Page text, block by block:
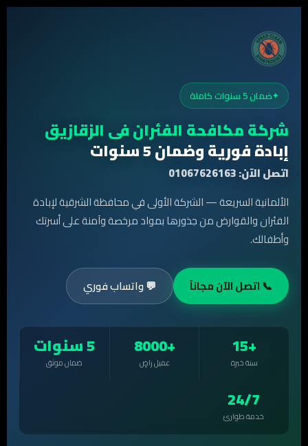
ضمان 5 سنوات كاملة
شركة مكافحة الفئران فى الزقازيق
إبادة فورية وضمان 5 سنوات
اتصل الآن: 01067626163
الألمانية السريعة — الشركة الأولى في محافظة الشرقية لإبادة
الفئران والقوارض من جذورها بمواد مرخصة وآمنة على أسرتك
وأطفالك.
📞 اتصل الآن مجاناً 💬 واتساب فوري
+15
سنة خبرة
+8000
عميل راضٍ
5 سنوات
ضمان موثق
24/7
خدمة طوارئ